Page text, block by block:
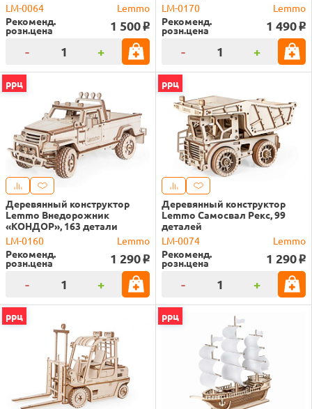
LM-0064
Lemmo
Рекоменд.
розн.цена 1 500 o
- +
LM-0170
Lemmo
Рекоменд.
розн.цена 1 490 o
- +
ррц
Деревянный конструктор
Lemmo Внедорожник
«КОНДОР», 163 детали
LM-0160
Lemmo
Рекоменд.
розн.цена 1 290 o
- +
ррц
Деревянный конструктор
Lemmo Самосвал Рекс, 99
деталей
LM-0074
Lemmo
Рекоменд.
розн.цена 1 290 o
- +
ррц ррц